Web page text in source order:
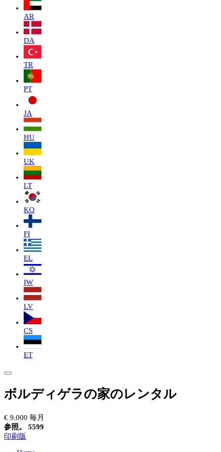
AR
DA
TR
PT
JA
HU
UK
LT
KO
FI
EL
IW
LV
CS
ET
ボルディゲラの家のレンタル
€ 9.000 毎月
参照。 5599
印刷版